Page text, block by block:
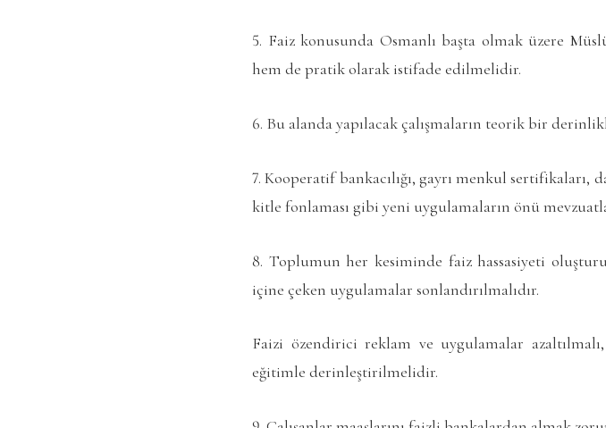
5. Faiz konusunda Osmanlı başta olmak üzere
hem de pratik olarak istifade edilmelidir.
6. Bu alanda yapılacak çalışmaların teorik bir
7. Kooperatif bankacılığı, gayrı menkul sertifikaları,
kitle fonlaması gibi yeni uygulamaların önü
8. Toplumun her kesiminde faiz hassasiyeti
içine çeken uygulamalar sonlandırılmalıdır.
Faizi özendirici reklam ve uygulamalar
eğitimle derinleştirilmelidir.